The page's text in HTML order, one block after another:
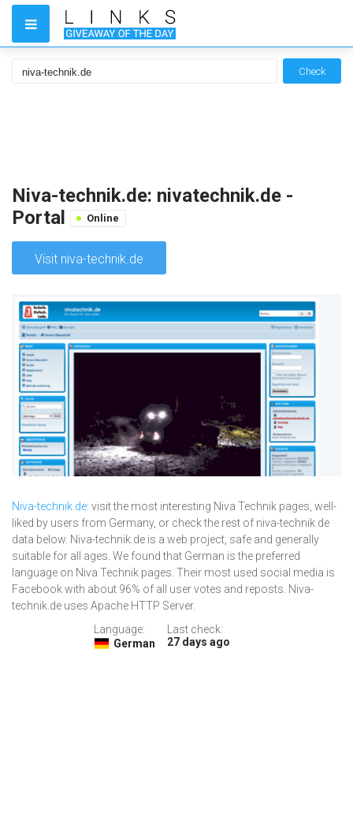
Check
Niva-technik.de: nivatechnik.de -
Portal
Online
Visit niva-technik.de
Niva-technik.de: visit the most interesting Niva Technik pages, well-
liked by users from Germany, or check the rest of niva-technik.de
data below. Niva-technik.de is a web project, safe and generally
suitable for all ages. We found that German is the preferred
language on Niva Technik pages. Their most used social media is
Facebook with about 96% of all user votes and reposts. Niva-
technik.de uses Apache HTTP Server.
Language:
German
Last check:
27 days ago